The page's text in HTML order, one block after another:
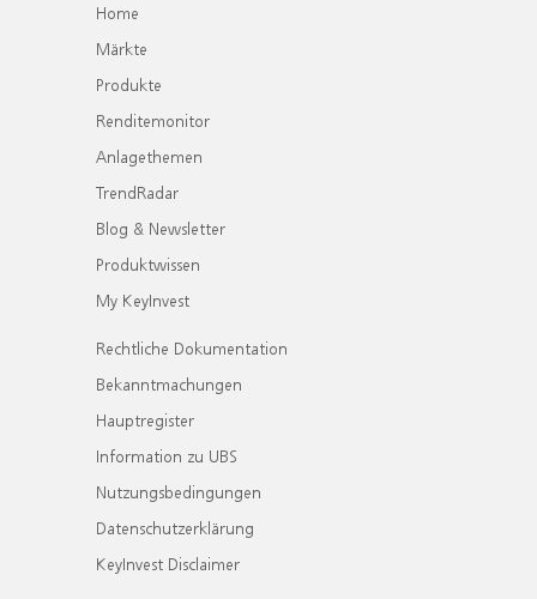
Home
Märkte
Produkte
Renditemonitor
Anlagethemen
TrendRadar
Blog & Newsletter
Produktwissen
My KeyInvest
Rechtliche Dokumentation
Bekanntmachungen
Hauptregister
Information zu UBS
Nutzungsbedingungen
Datenschutzerklärung
KeyInvest Disclaimer